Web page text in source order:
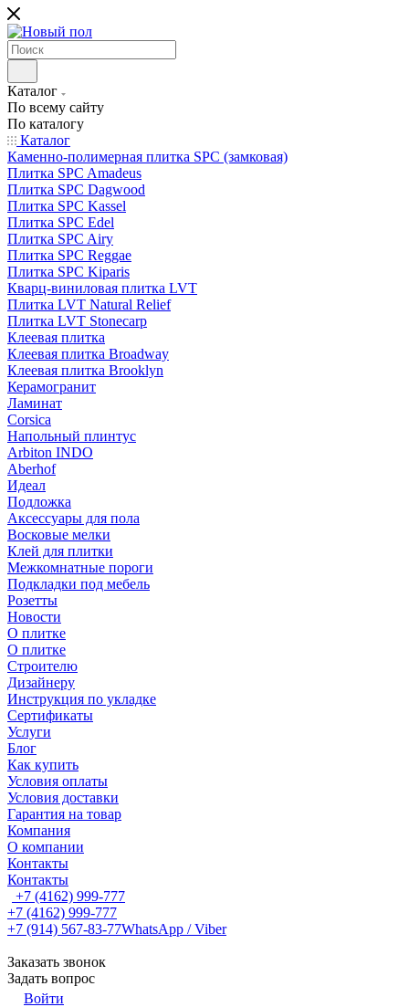
Каталог
По всему сайту
По каталогу
Каталог
Каменно-полимерная плитка SPC (замковая)
Плитка SPC Amadeus
Плитка SPC Dagwood
Плитка SPC Kassel
Плитка SPC Edel
Плитка SPC Airy
Плитка SPC Reggae
Плитка SPC Kiparis
Кварц-виниловая плитка LVT
Плитка LVT Natural Relief
Плитка LVT Stonecarp
Клеевая плитка
Клеевая плитка Broadway
Клеевая плитка Brooklyn
Керамогранит
Ламинат
Corsica
Напольный плинтус
Arbiton INDO
Aberhof
Идеал
Подложка
Аксессуары для пола
Восковые мелки
Клей для плитки
Межкомнатные пороги
Подкладки под мебель
Розетты
Новости
О плитке
О плитке
Строителю
Дизайнеру
Инструкция по укладке
Сертификаты
Услуги
Блог
Как купить
Условия оплаты
Условия доставки
Гарантия на товар
Компания
О компании
Контакты
Контакты
+7 (4162) 999-777
+7 (4162) 999-777
+7 (914) 567-83-77WhatsApp / Viber
Заказать звонок
Задать вопрос
Войти